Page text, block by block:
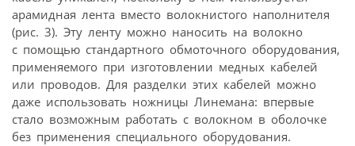
арамидная лента вместо волокнистого наполнителя
(рис. 3). Эту ленту можно наносить на волокно
с помощью стандартного обмоточного оборудования,
применяемого при изготовлении медных кабелей
или проводов. Для разделки этих кабелей можно
даже использовать ножницы Линемана: впервые
стало возможным работать с волокном в оболочке
без применения специального оборудования.